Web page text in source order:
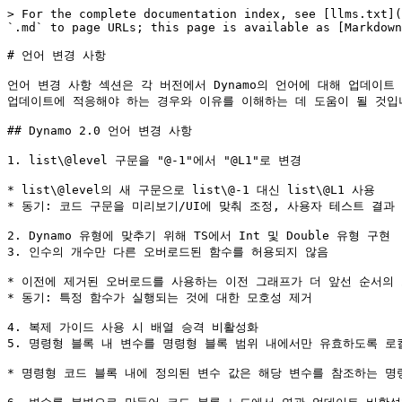
> For the complete documentation index, see [llms.txt](https://primer2.dynamobim.org/llms.txt). Markdown versions of documentation pages are available by appending `.md` to page URLs; this page is available as [Markdown](https://primer2.dynamobim.org/ko/8_coding_in_dynamo/1-dynamo-2.0-language-changes.md).

# 언어 변경 사항

언어 변경 사항 섹션은 각 버전에서 Dynamo의 언어에 대해 업데이트 및 수정된 사항에 대한 개요를 제공합니다. 이러한 변경 사항은 기능, 성능 및 사용에 영향을 미칠 수 있으며, 이 가이드는 사용자가 이러한 업데이트에 적응해야 하는 경우와 이유를 이해하는 데 도움이 될 것입니다.

## Dynamo 2.0 언어 변경 사항

1. list\@level 구문을 "@-1"에서 "@L1"로 변경

* list\@level의 새 구문으로 list\@-1 대신 list\@L1 사용
* 동기: 코드 구문을 미리보기/UI에 맞춰 조정, 사용자 테스트 결과 이 새로운 구문이 더 이해하기 쉬운 것으로 나타남

2. Dynamo 유형에 맞추기 위해 TS에서 Int 및 Double 유형 구현
3. 인수의 개수만 다른 오버로드된 함수를 허용되지 않음

* 이전에 제거된 오버로드를 사용하는 이전 그래프가 더 앞선 순서의 오버로드로 기본 설정됨
* 동기: 특정 함수가 실행되는 것에 대한 모호성 제거

4. 복제 가이드 사용 시 배열 승격 비활성화
5. 명령형 블록 내 변수를 명령형 블록 범위 내에서만 유효하도록 로컬화

* 명령형 코드 블록 내에 정의된 변수 값은 해당 변수를 참조하는 명령형 블록 내부의 변경 사항에 의해 변경되지 않습니다.

6. 변수를 불변으로 만들어 코드 블록 노드에서 연관 업데이트 비활성화
7. 모든 UI 노드를 정적 메서드로 컴파일
8. 할당 없이 return 문 지원

* 함수 정의 또는 명령형 코드에서는 "="가 필요하지 않습니다.

9. CBN에서 이전 메서드 이름 마이그레이션

* 라이브러리 탐색기 사용자 인터페이스에서의 배치와 가독성을 높이기 위해 많은 노드의 이름이 변경되었습니다.

10. 리스트를 사전으로 정리

***

알려진 문제:

* 명령형 블록의 네임스페이스 충돌로 인해 예기치 않은 입력 포트가 나타날 수 있습니다. 자세한 내용은 [GitHub 문제](https://github.com/DynamoDS/Dynamo/issues/8796)를 참고하십시오. 이 문제를 해결하려면 다음과 같이 함수를 명령형 블록 외부에 정의합니다.

```
pnt = Autodesk.Point.ByCoordinates;
lne = Autodesk.Line.ByStartPointEndPoint;

[Imperative]
{
    x = 1;
    start = pnt(0,0,0);
    end = pnt(x,x,x);
    line = lne(start,end);
    return = line;
};
```

## Dynamo 2.0 언어 변경 사항 설명

Dynamo 2.0 릴리즈의 언어가 대폭 개선되었습니다. 이러한 변경의 주요 동기는 언어를 단순화하는 것이었습니다. 최종 사용자의 이해를 높인다는 목표를 가지고 더 강력하고 유연하게 만들기 위해 DesignScript를 더 이해하기 쉽고 사용하기 간편하게 하는 데 중점을 두었습니다.

다음은 2.0에 설명된 변경 사항의 리스트입니다.

* List\@Level 구문이 단순화됨
* 순서만 다른 매개변수를 가진 오버로드된 메서드를 사용할 수 없음
* 모든 UI 노드를 정적 메서드로 컴파일
* 복제 가이드/레이싱 사용 시 리스트 승격이 비활성화됨
* 연관 블록에서 변수를 불변으로 만들어 연관 업데이트 방지
* 명령형 블록에서 변수가 명령형 범위 내에서만 유효하도록 로컬화됨
* 리스트와 사전 분리

## 1. list\@level 구문이 단순화됨

list\@level의 새 구문, `list@-1` 대신 `list@L1`을 사용함&#x20;

## 2. 순서만 다른 매개변수를 가진 오버로드된 함수를 사용할 수 없음

오버로드된 함수는 다음과 같은 여러 가지 이유로 문제가 됩니다.

* 그래프에서 UI 노드로 표시된 오버로드된 함수는 런타임에 실행되는 동일한 오버로드 함수가 아닐 수 있습니다.
* 메서드 해결은 비용이 많이 들며 오버로드된 함수에는 잘 작동하지 않습니다.
* 오버로드된 함수의 복제 동작을 이해하기 어렵습니다.

`BoundingBox.ByGeometry`을(를) 예로 들어 보겠습니다. 이전 버전의 Dynamo에서는 두 개의 오버로드된 함수가 있었습니다. 하나는 단일 값 인수를 사용했고 다른 하나는 형상 리스트를 인수로 사용했습니다.

```
BoundingBox BoundingBox.ByGeometry(geometry: Geometry) {...}
BoundingBox BoundingBox.ByGeometry(geometry: Geometry[]) {...}
```

사용자가 첫 번째 노드를 캔버스에 끌어다 놓고 형상 리스트를 연결하면 복제가 시작될 것으로 예상할 수 있습니다. 하지만 런타임에서는 다음과 같이 두 번째 오버로드가 대신 호출되기 때문에 복제는 발생하지 않습니다.&#x20;

2.0에서는 이러한 이유로 매개변수의 개수만 다른 오버로드된 함수를 허용하지 않습니다. 즉, 동일한 수와 유형의 매개변수를 가지고 있지만 순위만 다른 하나 이상의 매개변수를 가진 오버로드된 함수는 첫 번째로 정의된 오버로드만 유효하고 나머지는 컴파일러에 의해 버려집니다. 이 단순화의 주요 이점은 함수 후보를 빠르게 선택할 수 있도록 메서드 해결 로직을 단순화하는 것입니다.

2.0의 형상 라이브러리에서는 `BoundingBox.ByGeometry` 예제의 첫 번째 오버로드가 더 이상 사용되지 않도록 되었고 두 번째 오버로드만 유지되었습니다. 따라서 노드가 복제되도록 의도된 경우, 즉 첫 번째 오버로드의 컨텍스트에서 사용되는 경우 가장 짧은(또는 가장 긴) 레이싱 옵션을 사용하거나 코드 블록에서 복제 가이드를 사용해야 합니다.

```
BoundingBox.ByGeometry(geometry<1>);
```

이 예제에서 볼 수 있듯이, 더 앞선 순선의 노드는 복제된 호출과 복제되지 않은 호출 모두에서 사용될 수 있으므로 항상 더 늦은 순서의 오버로드보다 우선적으로 사용됩니다. 따라서 일반적인 규칙으로, **노드 작성자는 항상 더 늦은 순서의 오버로드 대신 더 앞선 순서의 메서드를 사용하는 것이 좋